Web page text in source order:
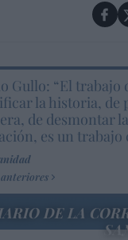
Gullo: “El trabajo
la historia, de
de desmontar la
es un trabajo
DE LA